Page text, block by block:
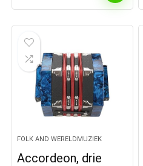
FOLK AND WERELDMUZIEK
Accordeon, drie